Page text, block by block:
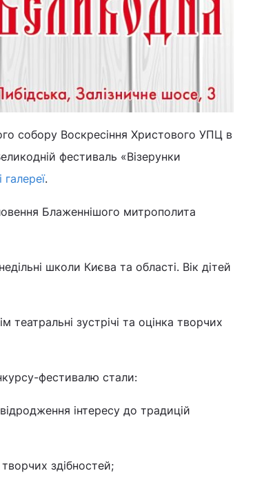
собору Воскресіння Христового УПЦ в
фестиваль «Візерунки
галереї.
Блаженнішого митрополита
школи Києва та області. Вік дітей
зустрічі та оцінка творчих
фестивалю стали:
інтересу до традицій
здібностей;